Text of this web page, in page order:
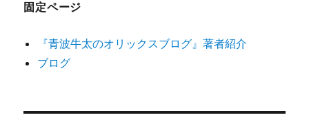
固定ページ
『青波牛太のオリックスブログ』著者紹介
ブログ